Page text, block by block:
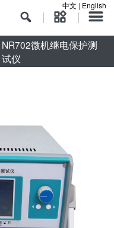
中文 | English
NR702微机继电保护测
试仪